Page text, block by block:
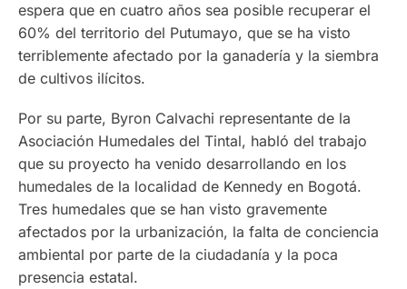
espera que en cuatro años sea posible recuperar el
60% del territorio del Putumayo, que se ha visto
terriblemente afectado por la ganadería y la siembra
de cultivos ilícitos.
Por su parte, Byron Calvachi representante de la
Asociación Humedales del Tintal, habló del trabajo
que su proyecto ha venido desarrollando en los
humedales de la localidad de Kennedy en Bogotá.
Tres humedales que se han visto gravemente
afectados por la urbanización, la falta de conciencia
ambiental por parte de la ciudadanía y la poca
presencia estatal.